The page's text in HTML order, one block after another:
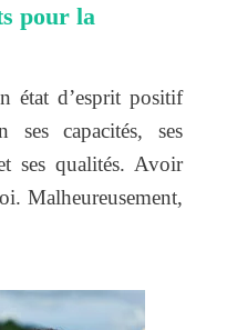
pour la
état d’esprit positif
capacités, ses
ses qualités. Avoir
Malheureusement,